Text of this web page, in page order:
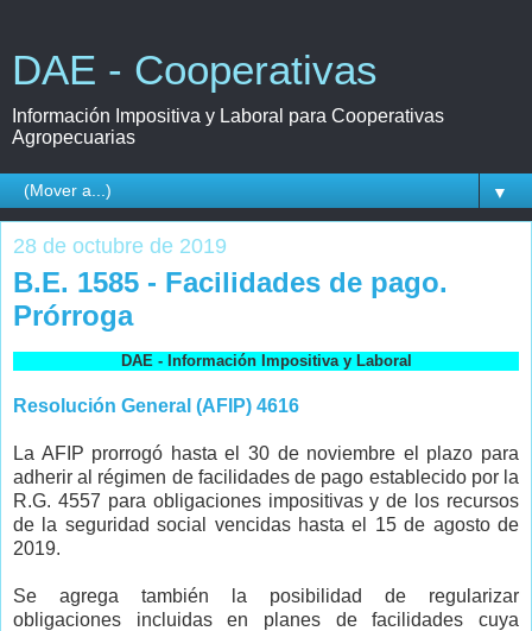
DAE - Cooperativas
Información Impositiva y Laboral para Cooperativas
Agropecuarias
▼
28 de octubre de 2019
B.E. 1585 - Facilidades de pago.
Prórroga
DAE - Información Impositiva y Laboral
Resolución General (AFIP) 4616
La AFIP prorrogó hasta el 30 de noviembre el plazo para
adherir al régimen de facilidades de pago establecido por la
R.G. 4557 para obligaciones impositivas y de los recursos
de la seguridad social vencidas hasta el 15 de agosto de
2019.
Se agrega también la posibilidad de regularizar
obligaciones incluidas en planes de facilidades cuya